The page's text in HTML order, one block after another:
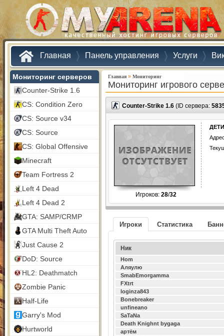
Главная Панель управления Услуги
Мониторинг серверов
Counter-Strike 1.6
CS: Condition Zero
CS: Source v34
CS: Source
CS: Global Offensive
Minecraft
Team Fortress 2
Left 4 Dead
Left 4 Dead 2
GTA: SAMP/CRMP
GTA Multi Theft Auto
Just Cause 2
DoD: Source
HL2: Deathmatch
Zombie Panic
Half-Life
Garry's Mod
Hurtworld
Главная » Мониторинг
Мониторинг игрового
Counter-Strike 1.6 (ID сервера:
Игроков: 28/32
ДЕТИ
Игроки Статистика
Ник
Hom
Аляулю
SmabEmorgamma
FXtrt
loginza843
Bonebreaker
unfineano
SaTaNa
Death Knighnt bygaga
артём